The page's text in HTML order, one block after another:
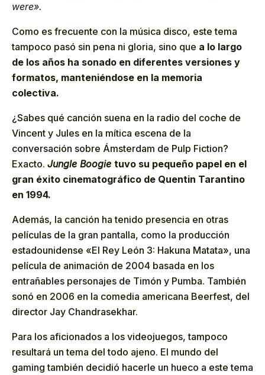
were».
Como es frecuente con la música disco, este tema
tampoco pasó sin pena ni gloria, sino que a lo largo
de los años ha sonado en diferentes versiones y
formatos, manteniéndose en la memoria
colectiva.
¿Sabes qué canción suena en la radio del coche de
Vincent y Jules en la mítica escena de la
conversación sobre Ámsterdam de Pulp Fiction?
Exacto. Jungle Boogie tuvo su pequeño papel en el
gran éxito cinematográfico de Quentin Tarantino
en 1994.
Además, la canción ha tenido presencia en otras
películas de la gran pantalla, como la producción
estadounidense «El Rey León 3: Hakuna Matata», una
película de animación de 2004 basada en los
entrañables personajes de Timón y Pumba. También
sonó en 2006 en la comedia americana Beerfest, del
director Jay Chandrasekhar.
Para los aficionados a los videojuegos, tampoco
resultará un tema del todo ajeno. El mundo del
gaming también decidió hacerle un hueco a este tema